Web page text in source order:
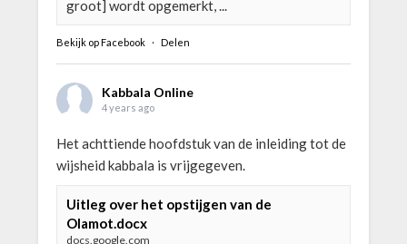
groot] wordt opgemerkt, ...
Bekijk op Facebook · Delen
Kabbala Online
4 years ago
Het achttiende hoofdstuk van de inleiding tot de
wijsheid kabbala is vrijgegeven.
Uitleg over het opstijgen van de
Olamot.docx
docs.google.com